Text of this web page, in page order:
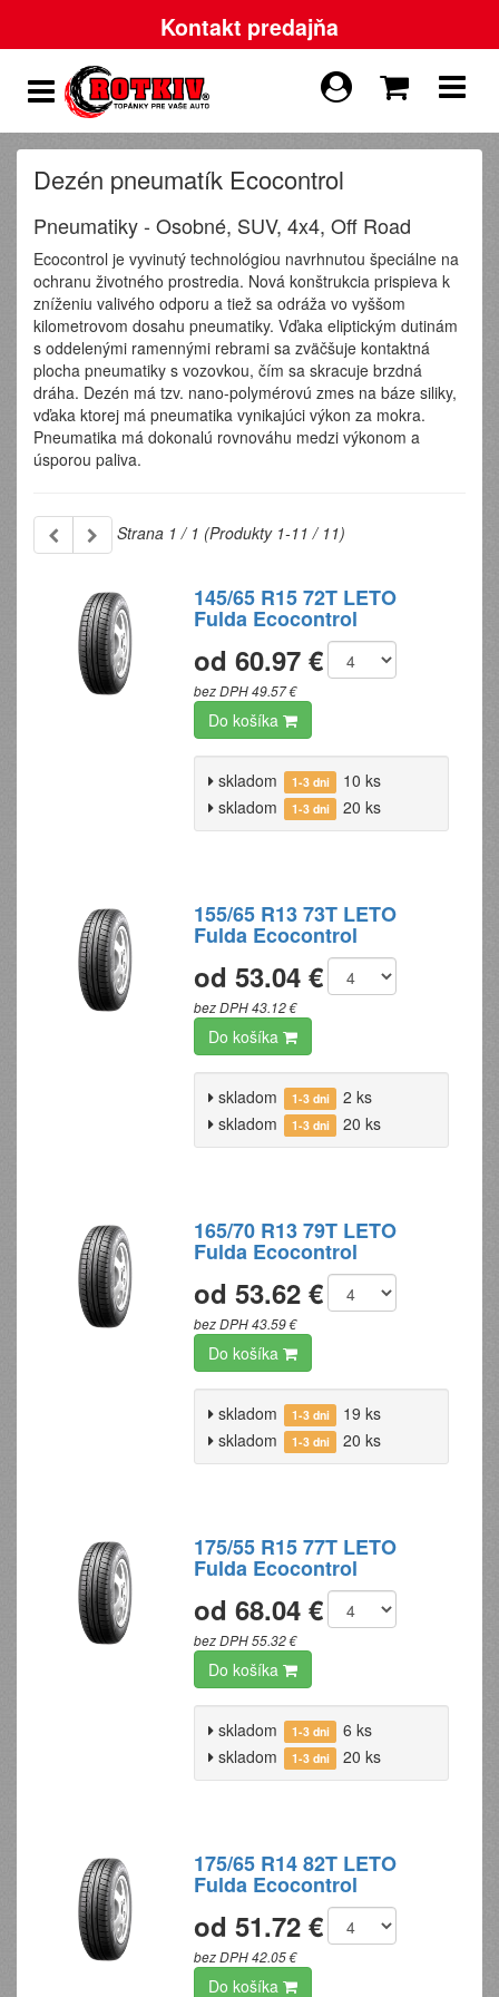
Kontakt predajňa
Dezén pneumatík Ecocontrol
Pneumatiky - Osobné, SUV, 4x4, Off Road
Ecocontrol je vyvinutý technológiou navrhnutou špeciálne na
ochranu životného prostredia. Nová konštrukcia prispieva k
zníženiu valivého odporu a tiež sa odráža vo vyššom
kilometrovom dosahu pneumatiky. Vďaka eliptickým dutinám
s oddelenými ramennými rebrami sa zväčšuje kontaktná
plocha pneumatiky s vozovkou, čím sa skracuje brzdná
dráha. Dezén má tzv. nano-polymérovú zmes na báze siliky,
vďaka ktorej má pneumatika vynikajúci výkon za mokra.
Pneumatika má dokonalú rovnováhu medzi výkonom a
úsporou paliva.
Strana 1 / 1 (Produkty 1-11 / 11)
145/65 R15 72T LETO
Fulda Ecocontrol
od 60.97 €
bez DPH 49.57 €
Do košíka
skladom 1-3 dni
10 ks
skladom
1-3 dni 20 ks
155/65 R13 73T LETO
Fulda Ecocontrol
od 53.04 €
bez DPH 43.12 €
Do košíka
skladom 1-3 dni
2 ks
skladom
1-3 dni 20 ks
165/70 R13 79T LETO
Fulda Ecocontrol
od 53.62 €
bez DPH 43.59 €
Do košíka
skladom 1-3 dni
19 ks
skladom
1-3 dni 20 ks
175/55 R15 77T LETO
Fulda Ecocontrol
od 68.04 €
bez DPH 55.32 €
Do košíka
skladom 1-3 dni
6 ks
skladom
1-3 dni 20 ks
175/65 R14 82T LETO
Fulda Ecocontrol
od 51.72 €
bez DPH 42.05 €
Do košíka